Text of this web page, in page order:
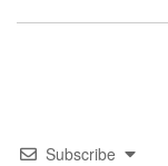
Subscribe